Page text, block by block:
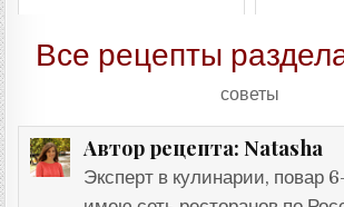
Все рецепты
советы
Автор рецепта: Natasha
Эксперт в кулинарии, повар